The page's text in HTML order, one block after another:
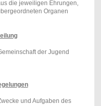
die jeweiligen Ehrungen,
Organen
der Jugend
und Aufgaben des